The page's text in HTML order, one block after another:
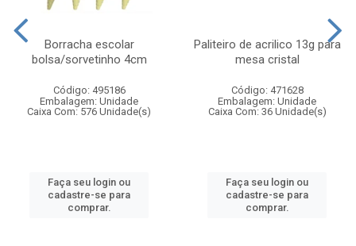
Borracha escolar
bolsa/sorvetinho 4cm
Código: 495186
Embalagem: Unidade
Caixa Com: 576 Unidade(s)
Faça seu login ou
cadastre-se para
comprar.
Paliteiro de acrilico 13g para
mesa cristal
Código: 471628
Embalagem: Unidade
Caixa Com: 36 Unidade(s)
Faça seu login ou
cadastre-se para
comprar.